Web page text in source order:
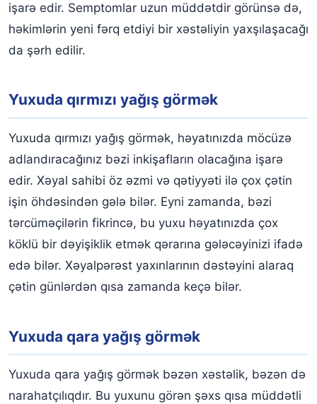
işarə edir. Semptomlar uzun müddətdir görünsə də,
həkimlərin yeni fərq etdiyi bir xəstəliyin yaxşılaşacağı
da şərh edilir.
Yuxuda qırmızı yağış görmək
Yuxuda qırmızı yağış görmək, həyatınızda möcüzə
adlandıracağınız bəzi inkişafların olacağına işarə
edir. Xəyal sahibi öz əzmi və qətiyyəti ilə çox çətin
işin öhdəsindən gələ bilər. Eyni zamanda, bəzi
tərcüməçilərin fikrincə, bu yuxu həyatınızda çox
köklü bir dəyişiklik etmək qərarına gələcəyinizi ifadə
edə bilər. Xəyalpərəst yaxınlarının dəstəyini alaraq
çətin günlərdən qısa zamanda keçə bilər.
Yuxuda qara yağış görmək
Yuxuda qara yağış görmək bəzən xəstəlik, bəzən də
narahatçılıqdır. Bu yuxunu görən şəxs qısa müddətli